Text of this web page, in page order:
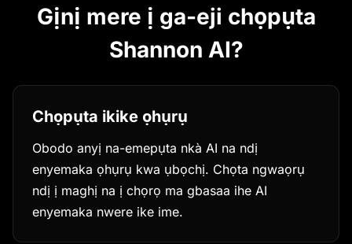
Gịnị mere ị ga-eji chọpụta
Shannon AI?
Chọpụta ikike ọhụrụ
Obodo anyị na-emepụta nkà AI na ndị
enyemaka ọhụrụ kwa ụbọchị. Chọta ngwaọrụ
ndị ị maghị na ị chọrọ ma gbasaa ihe AI
enyemaka nwere ike ime.